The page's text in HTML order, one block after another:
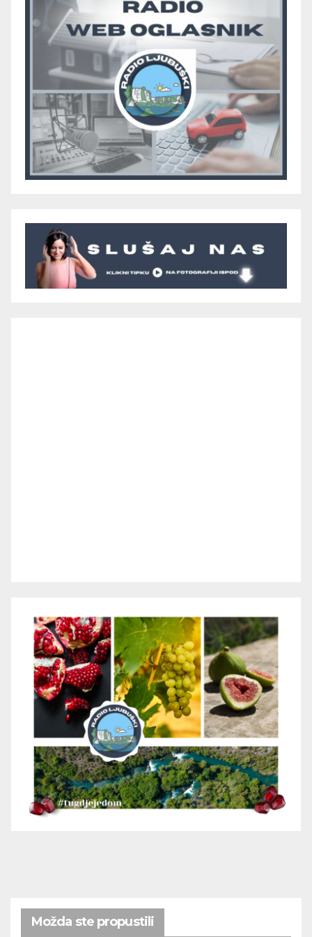
Možda ste propustili